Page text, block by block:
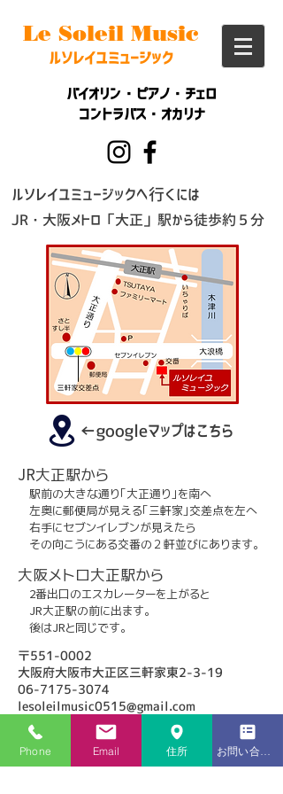
​Le Soleil Music
ルソレイユミュージック
バイオリン・ピアノ・チェロ
コントラバス・オカリナ
​ルソレイユミュージックへ行くには
JR・大阪メトロ「大正」駅から徒歩約５分
​←googleマップはこちら
​JR大正駅から
駅前の大きな通り｢大正通り｣を南へ
左奥に郵便局が見える｢三軒家｣交差点を左へ
右手にセブンイレブンが見えたら
その向こうにある交番の２軒並びにあります。
​大阪メトロ大正駅から
2番出口のエスカレーターを上がると
JR大正駅の前に出ます。
​ 後はJRと同じです。
​〒551-0002
大阪府大阪市大正区三軒家東2-3-19
06-7175-3074
lesoleilmusic0515@gmail.com
Phone Email 住所